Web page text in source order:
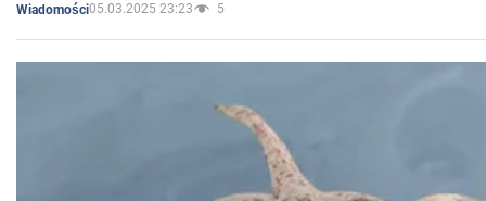
Wiadomości05.03.2025 23:23 5